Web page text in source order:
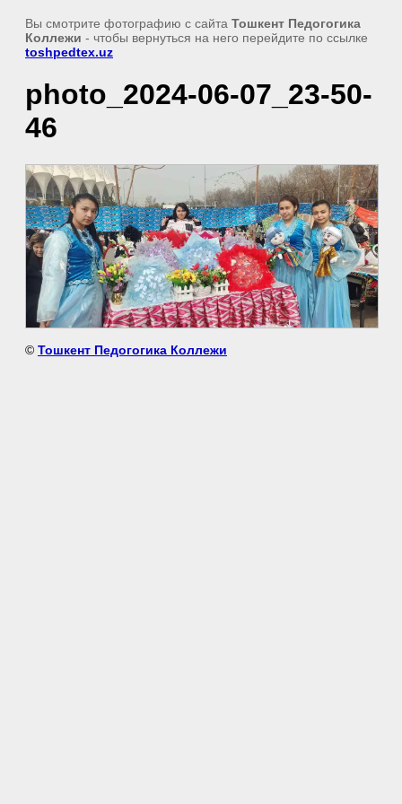
Вы смотрите фотографию с сайта Тошкент Педогогика
Коллежи - чтобы вернуться на него перейдите по ссылке
toshpedtex.uz
photo_2024-06-07_23-50-
46
© Тошкент Педогогика Коллежи